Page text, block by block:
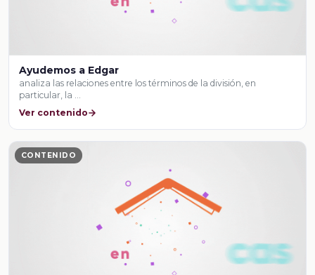
Ayudemos a Edgar
analiza las relaciones entre los términos de la división, en
particular, la …
Ver contenido
CONTENIDO